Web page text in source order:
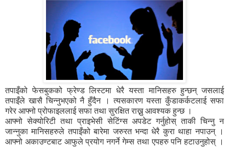
तपाइँको फेसबुकको फ्रेण्ड लिस्टमा धेरै यस्ता मानिसहरु हुन्छन् जसलाई
तपाइँले खासै चिन्नुभएको नै हुँदैन । त्यसकारण यस्ता कुँडाकर्कटलाई सफा
गरेर आफ्नो प्रोफाइललाई सफा तथा सुरक्षित राख्नु आवश्यक हुन्छ ।
आफ्नो सेक्योरिटी तथा प्राइभेसी सेटिंग्स अपडेट गर्नुहोस् ताकी चिन्नु न
जान्नुका मानिसहरुले तपाइँको बारेमा जरुरत भन्दा धेरै कुरा थाहा नपाउन् ।
आफ्नो अकाउण्टबाट आफुले प्रयोग नगर्ने गेम्स तथा एपहरु पनि हटाउनुहोस् ।